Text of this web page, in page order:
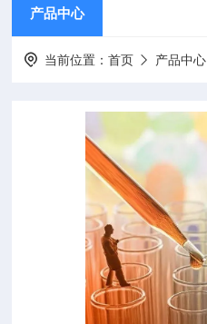
产品中心
当前位置：首页 产品中心